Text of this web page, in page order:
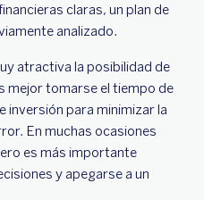
claras, un plan de
analizado.
atractiva la posibilidad de
mejor tomarse el tiempo de
inversión para minimizar la
En muchas ocasiones
es más importante
y apegarse a un